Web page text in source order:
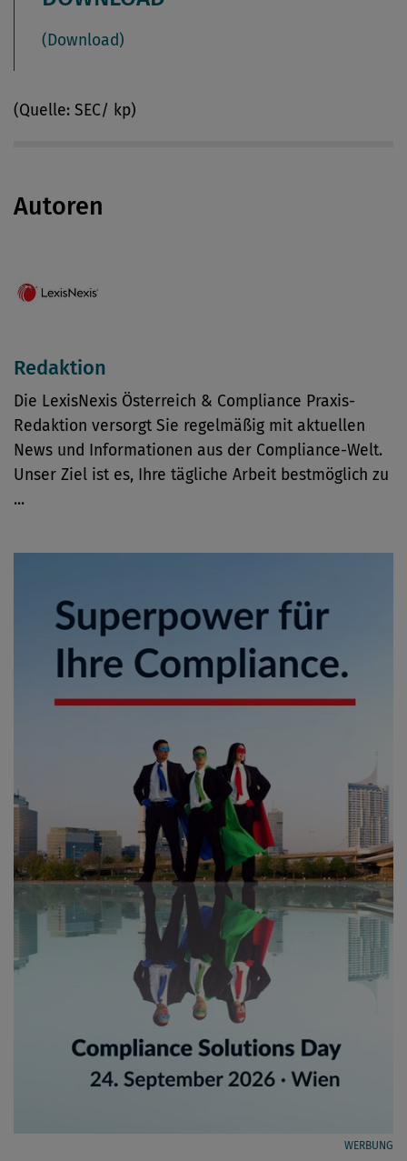
(Download)
(Quelle: SEC/ kp)
Autoren
Redaktion
Die LexisNexis Österreich & Compliance Praxis-
Redaktion versorgt Sie regelmäßig mit aktuellen
News und Informationen aus der Compliance-Welt.
Unser Ziel ist es, Ihre tägliche Arbeit bestmöglich zu
...
WERBUNG